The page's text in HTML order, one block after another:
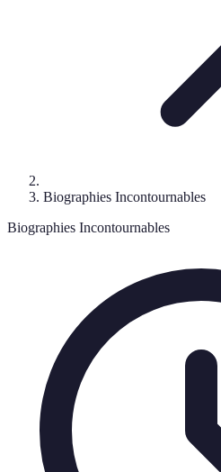
Biographies Incontournables
Biographies Incontournables